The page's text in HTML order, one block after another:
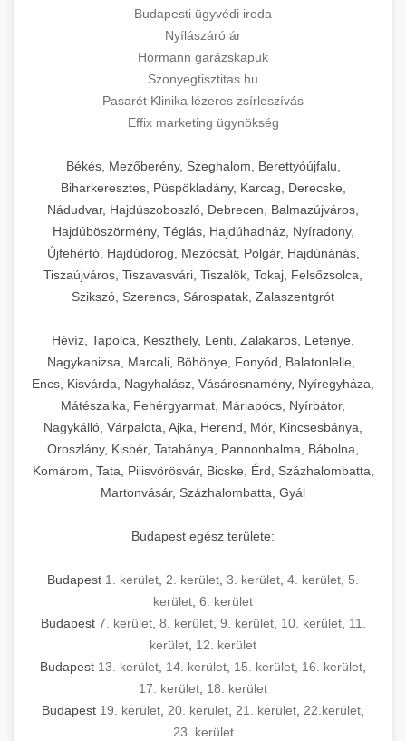
Budapesti ügyvédi iroda
Nyílászáró ár
Hörmann garázskapuk
Szonyegtisztitas.hu
Pasarét Klinika lézeres zsírleszívás
Effix marketing ügynökség
Békés, Mezőberény, Szeghalom, Berettyóújfalu,
Biharkeresztes, Püspökladány, Karcag, Derecske,
Nádudvar, Hajdúszoboszló, Debrecen, Balmazújváros,
Hajdúböszörmény, Téglás, Hajdúhadház, Nyíradony,
Újfehértó, Hajdúdorog, Mezőcsát, Polgár, Hajdúnánás,
Tiszaújváros, Tiszavasvári, Tiszalök, Tokaj, Felsőzsolca,
Szikszó, Szerencs, Sárospatak, Zalaszentgrót
Hévíz, Tapolca, Keszthely, Lenti, Zalakaros, Letenye,
Nagykanizsa, Marcali, Böhönye, Fonyód, Balatonlelle,
Encs, Kisvárda, Nagyhalász, Vásárosnamény, Nyíregyháza,
Mátészalka, Fehérgyarmat, Máriapócs, Nyírbátor,
Nagykálló, Várpalota, Ajka, Herend, Mór, Kincsesbánya,
Oroszlány, Kisbér, Tatabánya, Pannonhalma, Bábolna,
Komárom, Tata, Pilisvörösvár, Bicske, Érd, Százhalombatta,
Martonvásár, Százhalombatta, Gyál
Budapest egész területe:
Budapest 1. kerület 2. kerület 3. kerület 4. kerület 5.
kerület 6. kerület
Budapest 7. kerület, 8. kerület, 9. kerület, 10. kerület, 11.
kerület 12. kerület
Budapest 13. kerület 14. kerület 15. kerület 16. kerület
17. kerület 18. kerület
Budapest 19. kerület 20. kerület 21. kerület 22.kerület
23. kerület